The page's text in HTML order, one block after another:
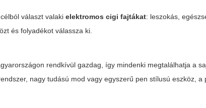
választ valakielektromos cigi fajtákat: leszokás,
és folyadékot válassza ki.
rendkívül gazdag, így mindenki megtalálhatja a
nagy tudású mod vagy egyszerű pen stílusú eszköz,